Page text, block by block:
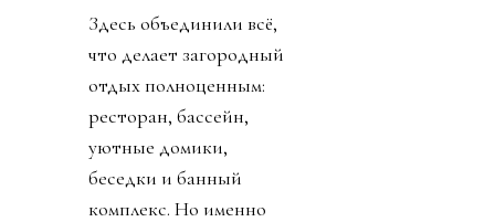
Здесь объединили всё,
что делает загородный
отдых полноценным:
ресторан, бассейн,
уютные домики,
беседки и банный
комплекс. Но именно